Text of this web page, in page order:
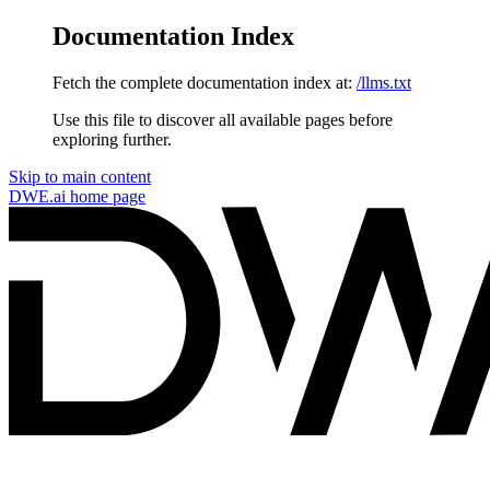
Documentation Index
Fetch the complete documentation index at: /llms.txt
Use this file to discover all available pages before
exploring further.
Skip to main content
DWE.ai home page